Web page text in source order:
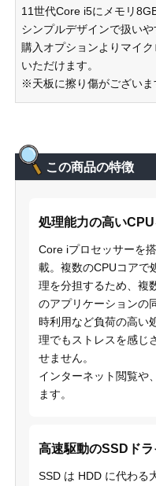
11世代Core i5にメモリ
シンプルデザインで扱い
購入オプションよりマイ
いただけます。
※天板に擦り傷がございま
この商品の特徴
処理能力の高い
Core iプロセッサーを搭
載。複数のCPUコアで
理を分担するため、複
のアプリケーションの
時利用など負荷の高い
理でもストレスを感じ
せません。
インターネット閲覧や
ます。
高速駆動のSSDド
SSD は HDD に代わる